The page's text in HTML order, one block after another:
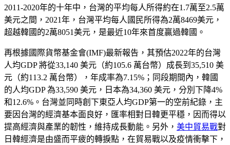
2011-2020年的十年中，台灣的平均每人所得約在1.7萬至2.5萬
美元之間，2021年，台灣平均每人國民所得為2萬8469美元，
超越韓國的2萬8051美元，是最近10年來首度贏過韓國。
再根據國際貨幣基金會(IMF)最新報告，其預估2022年的台灣
人均GDP 將從33,140 美元（約105.6 萬台幣）成長到35,510 美
元（約113.2 萬台幣），年成率為7.15%；同段期間內，韓國
的人均GDP 為33,590 美元，日本為34,360 美元，分別下降4%
和12.6%。台灣並同時創下東亞人均GDP第一的空前紀錄，主
要因台灣的經濟基本面良好，匯率相對日韓更平穩，因而得以
提高經濟與產業的韌性，維持成長動能。另外， 美中貿易戰對
日韓經濟是由盛而平疲的轉捩點，在貿易戰以及疫情衝擊下，